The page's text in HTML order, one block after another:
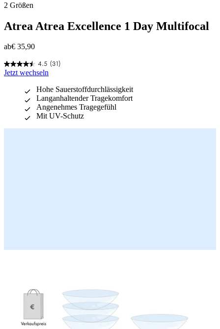
2 Größen
Atrea Atrea Excellence 1 Day Multifocal
ab€ 35,90
4.5 (31)
4.5
von
Sternen.
Bewertungen
Jetzt wechseln
Hohe Sauerstoffdurchlässigkeit
Langanhaltender Tragekomfort
Angenehmes Tragegefühl
Mit UV-Schutz